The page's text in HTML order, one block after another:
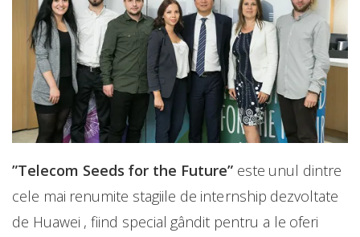
”Telecom Seeds for the Future”este unul dintre
cele mai renumite stagiile de internship dezvoltate
de Huawei , fiind special gândit pentru a le oferi